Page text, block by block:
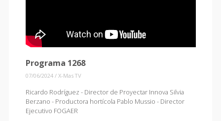
Programa 1268
07/06/2024 / X-Mas TV
Ricardo Rodríguez - Director de Proyectar Innova Silvia
Berzano - Productora hortícola Pablo Mussio - Director
Ejecutivo FOGAER